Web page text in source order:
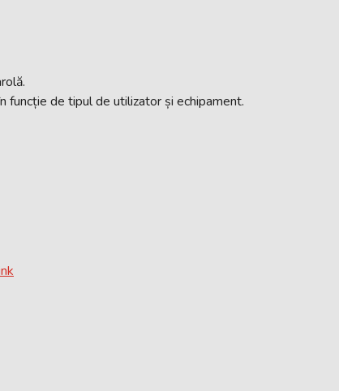
funcție de tipul de utilizator și echipament.